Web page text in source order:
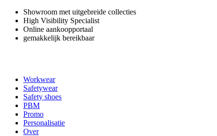
Skip
content
Showroom met uitgebreide collecties
High Visibility Specialist
Online aankoopportaal
gemakkelijk bereikbaar
Workwear
Safetywear
Safety shoes
PBM
Promo
Personalisatie
Over